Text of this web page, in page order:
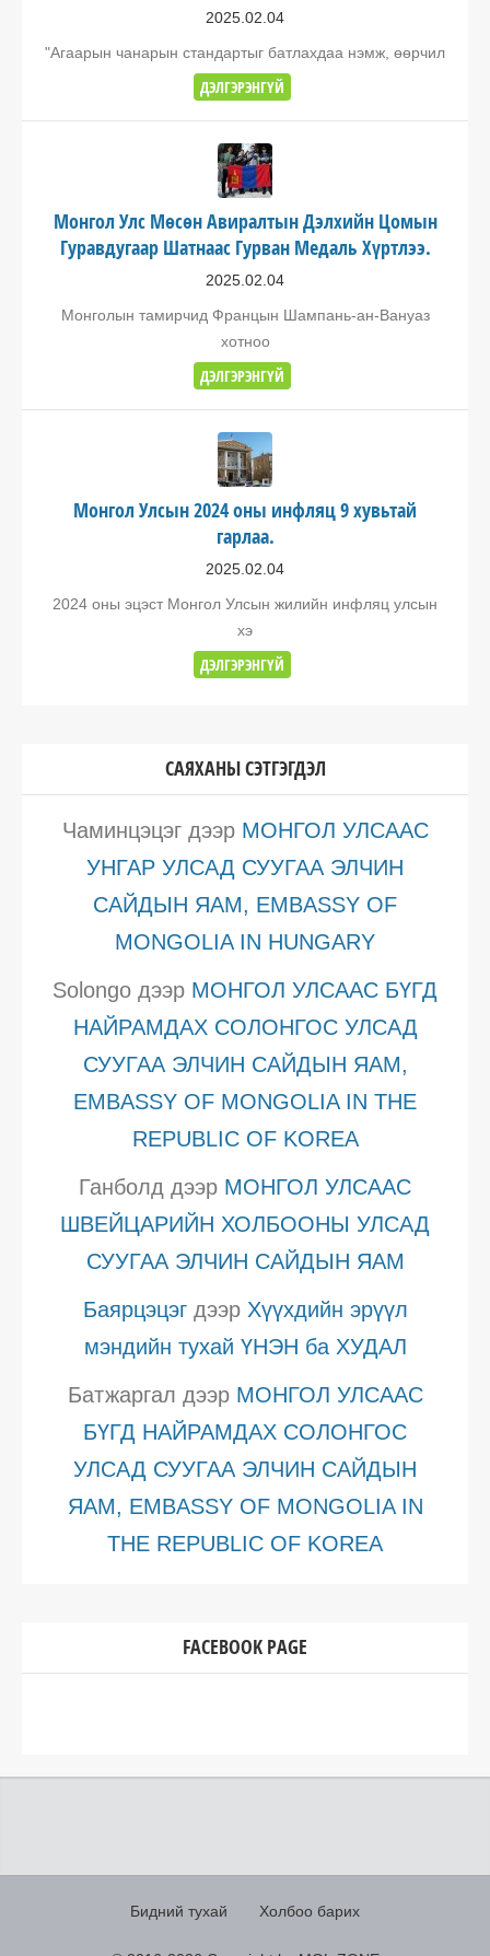
2025.02.04
"Агаарын чанарын стандартыг батлахдаа нэмж, өөрчил
ДЭЛГЭРЭНГҮЙ
Монгол Улс Мөсөн Авиралтын Дэлхийн Цомын
Гуравдугаар Шатнаас Гурван Медаль Хүртлээ.
2025.02.04
Монголын тамирчид Францын Шампань-ан-Вануаз
хотноо
ДЭЛГЭРЭНГҮЙ
Монгол Улсын 2024 оны инфляц 9 хувьтай
гарлаа.
2025.02.04
2024 оны эцэст Монгол Улсын жилийн инфляц улсын
хэ
ДЭЛГЭРЭНГҮЙ
САЯХАНЫ СЭТГЭГДЭЛ
Чаминцэцэгдээр МОНГОЛ УЛСААС
УНГАР УЛСАД СУУГАА ЭЛЧИН
САЙДЫН ЯАМ, EMBASSY OF
MONGOLIA IN HUNGARY
Solongo дээр МОНГОЛ УЛСААС БҮГД
НАЙРАМДАХ СОЛОНГОС УЛСАД
СУУГАА ЭЛЧИН САЙДЫН ЯАМ,
EMBASSY OF MONGOLIA IN THE
REPUBLIC OF KOREA
Ганболд дээр МОНГОЛ УЛСААС
ШВЕЙЦАРИЙН ХОЛБООНЫ УЛСАД
СУУГАА ЭЛЧИН САЙДЫН ЯАМ
Баярцэцэгдээр Хүүхдийн эрүүл
мэндийн тухай ҮНЭН ба ХУДАЛ
Батжаргал дээр МОНГОЛ УЛСААС
БҮГД НАЙРАМДАХ СОЛОНГОС
УЛСАД СУУГАА ЭЛЧИН САЙДЫН
ЯАМ, EMBASSY OF MONGOLIA IN
THE REPUBLIC OF KOREA
FACEBOOK PAGE
Бидний тухай Холбоо барих